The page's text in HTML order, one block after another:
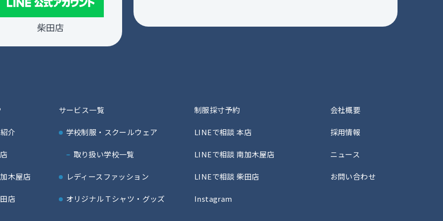
柴田店
サービス一覧 制服採寸予約
学校制服・スクールウェア
会社概要
介 LINEで相談 本店 採用情報
取り扱い学校一覧 LINEで相談 南加木屋店 ニュース
木屋店 レディースファッション LINEで相談 柴田店 お問い合わせ
店 オリジナルＴシャツ・グッズ Instagram